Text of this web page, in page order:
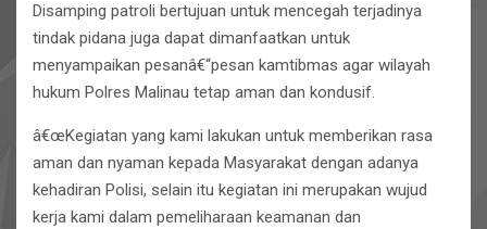
Disamping patroli bertujuan untuk mencegah terjadinya
tindak pidana juga dapat dimanfaatkan untuk
menyampaikan pesanâ€“pesan kamtibmas agar wilayah
hukum Polres Malinau tetap aman dan kondusif.
â€œKegiatan yang kami lakukan untuk memberikan rasa
aman dan nyaman kepada Masyarakat dengan adanya
kehadiran Polisi, selain itu kegiatan ini merupakan wujud
kerja kami dalam pemeliharaan keamanan dan